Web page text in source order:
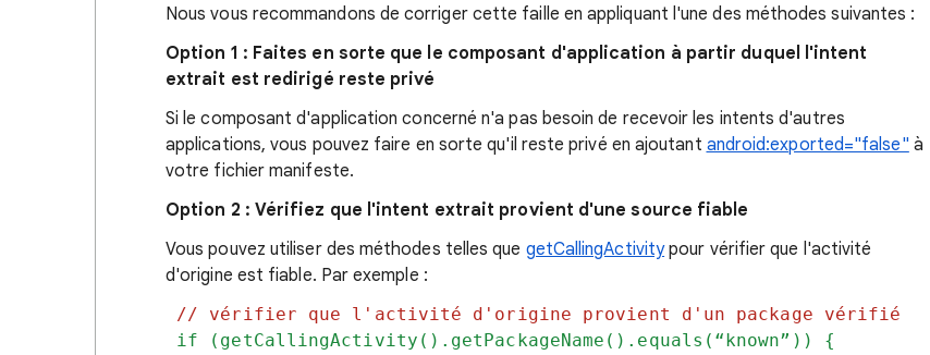
Nous vous recommandons de corriger cette faille en appliquant l'une des méthodes suivantes :
Option 1 : Faites en sorte que le composant d'application à partir duquel l'intent
extrait est redirigé reste privé
Si le composant d'application concerné n'a pas besoin de recevoir les intents d'autres
applications, vous pouvez faire en sorte qu'il reste privé en ajoutant android:exported="false" à
votre fichier manifeste.
Option 2 : Vérifiez que l'intent extrait provient d'une source fiable
Vous pouvez utiliser des méthodes telles que getCallingActivitypour vérifier que l'activité
d'origine est fiable. Par exemple :
// vérifier que l'activité d'origine provient d'un package vérifié
if (getCallingActivity().getPackageName().equals(“known”)) {